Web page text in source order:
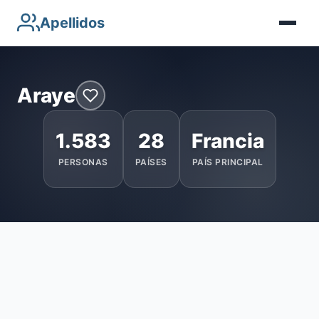
Apellidos
Araye
1.583
PERSONAS
28
PAÍSES
Francia
PAÍS PRINCIPAL